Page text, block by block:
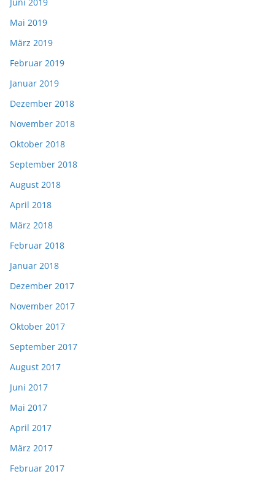
Mai 2019
März 2019
Februar 2019
Januar 2019
Dezember 2018
November 2018
Oktober 2018
September 2018
August 2018
April 2018
März 2018
Februar 2018
Januar 2018
Dezember 2017
November 2017
Oktober 2017
September 2017
August 2017
Juni 2017
Mai 2017
April 2017
März 2017
Februar 2017